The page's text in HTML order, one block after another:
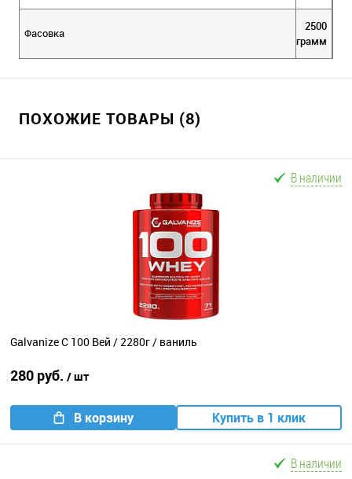
Фасовка
2500
грамм
ПОХОЖИЕ ТОВАРЫ (8)
В наличии
Galvanize C 100 Вей / 2280г / ваниль
280 руб. / шт
В корзину Купить в 1 клик
В наличии